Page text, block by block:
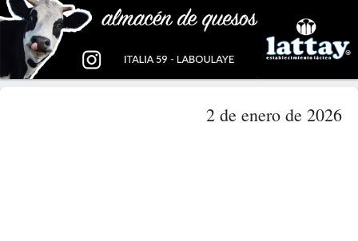
2 de enero de 2026